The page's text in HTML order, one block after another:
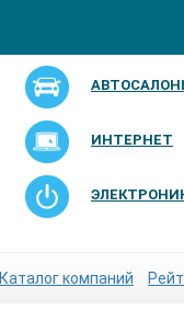
ИНТЕРНЕТ
Каталог компаний